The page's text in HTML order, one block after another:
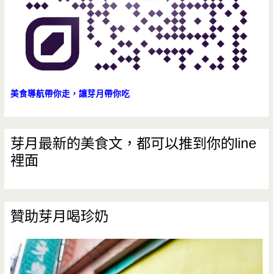
美食導航帶你走，讓芽月帶你吃
芽月最新的美食文，都可以推到你的line
裡面
贊助芽月喝珍奶